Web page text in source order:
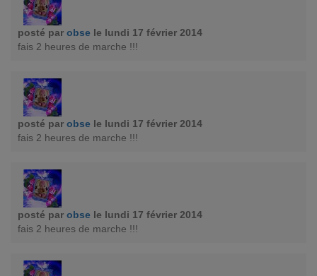
posté par obse le lundi 17 février 2014
fais 2 heures de marche !!!
posté par obse le lundi 17 février 2014
fais 2 heures de marche !!!
posté par obse le lundi 17 février 2014
fais 2 heures de marche !!!